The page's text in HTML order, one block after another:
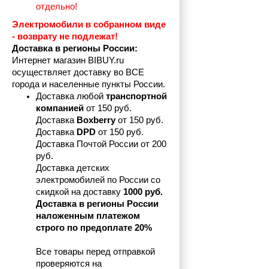
отдельно!
Электромобили в собранном виде
- возврату не подлежат!
Доставка в регионы России:
Интернет магазин BIBUY.ru
осуществляет доставку во ВСЕ
города и населенные пункты России.
Доставка любой транспортной
компанией от 150 руб.
Доставка Boxberry от 150 руб.
Доставка DPD от 150 руб.
Доставка Почтой России от 200
руб.
Доставка детских
электромобилей по России со
скидкой на доставку 1000 руб.
Доставка в регионы России
наложенным платежом
строго по предоплате 20%
Все товары перед отправкой
проверяются на